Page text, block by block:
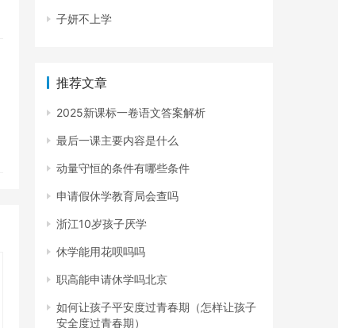
子妍不上学
推荐文章
2025新课标一卷语文答案解析
最后一课主要内容是什么
动量守恒的条件有哪些条件
申请假休学教育局会查吗
浙江10岁孩子厌学
休学能用花呗吗吗
职高能申请休学吗北京
如何让孩子平安度过青春期（怎样让孩子
安全度过青春期）